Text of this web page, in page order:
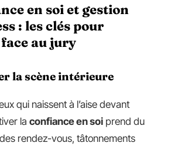
en soi et gestion
: les clés pour
au jury
la scène intérieure
qui naissent à l’aise devant
la confiance en soi prend du
rendez-vous, tâtonnements